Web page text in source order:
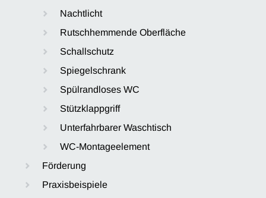
Nachtlicht
Rutschhemmende Oberfläche
Schallschutz
Spiegelschrank
Spülrandloses WC
Stützklappgriff
Unterfahrbarer Waschtisch
WC-Montageelement
Förderung
Praxisbeispiele